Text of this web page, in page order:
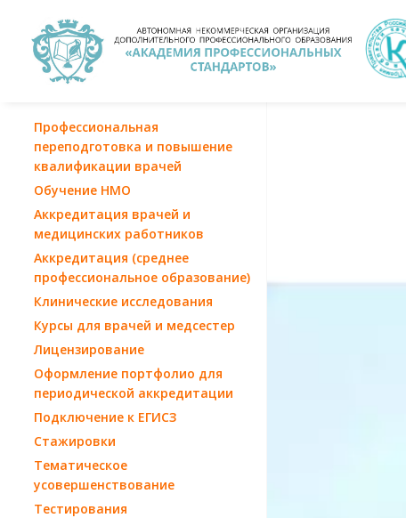
Профессиональная
переподготовка и повышение
квалификации врачей
Обучение НМО
Аккредитация врачей и
медицинских работников
Аккредитация (среднее
профессиональное образование)
Клинические исследования
Курсы для врачей и медсестер
Лицензирование
Оформление портфолио для
периодической аккредитации
Подключение к ЕГИСЗ
Стажировки
Тематическое
усовершенствование
Тестирования